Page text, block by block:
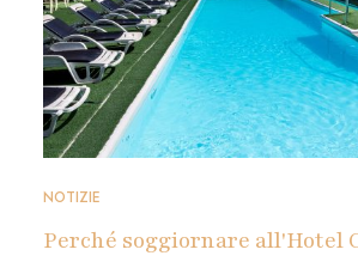
NOTIZIE
Perché soggiornare all'Hotel